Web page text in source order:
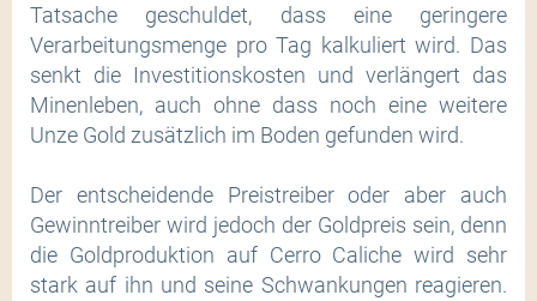
Tatsache geschuldet, dass eine geringere
Verarbeitungsmenge pro Tag kalkuliert wird. Das
senkt die Investitionskosten und verlängert das
Minenleben, auch ohne dass noch eine weitere
Unze Gold zusätzlich im Boden gefunden wird.
Der entscheidende Preistreiber oder aber auch
Gewinntreiber wird jedoch der Goldpreis sein, denn
die Goldproduktion auf Cerro Caliche wird sehr
stark auf ihn und seine Schwankungen reagieren.